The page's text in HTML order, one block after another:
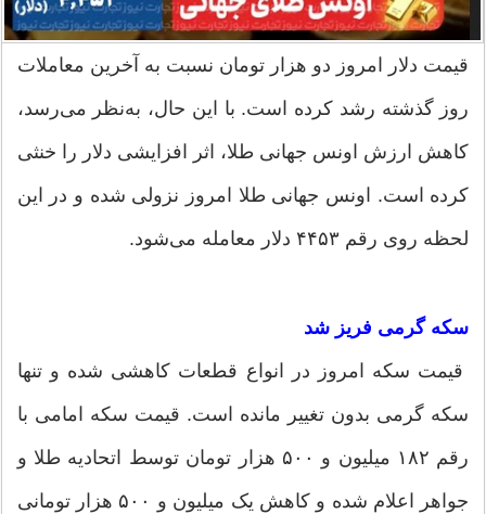
قیمت دلار امروز دو هزار تومان نسبت به آخرین معاملات
روز گذشته رشد کرده است. با این حال، به‌نظر می‌رسد،
کاهش ارزش اونس جهانی طلا، اثر افزایشی دلار را خنثی
کرده است. اونس جهانی طلا امروز نزولی شده و در این
لحظه روی رقم ۴۴۵۳ دلار معامله می‌شود.
سکه گرمی فریز شد
قیمت سکه امروز در انواع قطعات کاهشی شده و تنها
سکه گرمی بدون تغییر مانده است. قیمت سکه امامی با
رقم ۱۸۲ میلیون و ۵۰۰ هزار تومان توسط اتحادیه طلا و
جواهر اعلام شده و کاهش یک میلیون و ۵۰۰ هزار تومانی